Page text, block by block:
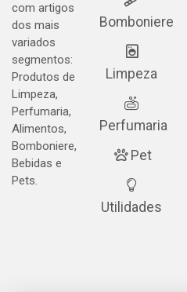
com artigos
dos mais
variados
segmentos:
Produtos de
Limpeza,
Perfumaria,
Alimentos,
Bomboniere,
Bebidas e
Pets.
Bomboniere
Limpeza
Perfumaria
Pet
Utilidades